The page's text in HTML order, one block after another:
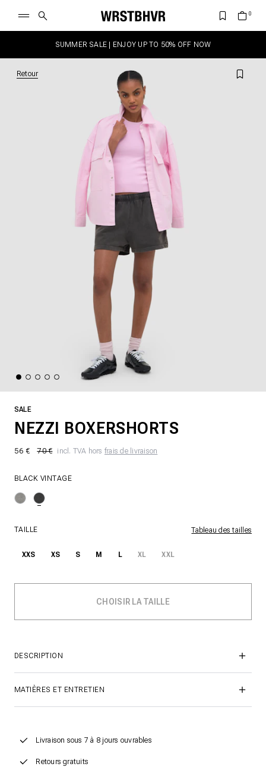
SUMMER SALE | ENJOY UP TO 50% OFF NOW
Retour
SALE
NEZZI BOXERSHORTS
56 € 70 € incl. TVA hors frais de livraison
BLACK VINTAGE
TAILLE Tableau des tailles
XXS XS S M L XL XXL
DESCRIPTION
MATIÈRES ET ENTRETIEN
Livraison sous 7 à 8 jours ouvrables
Retours gratuits